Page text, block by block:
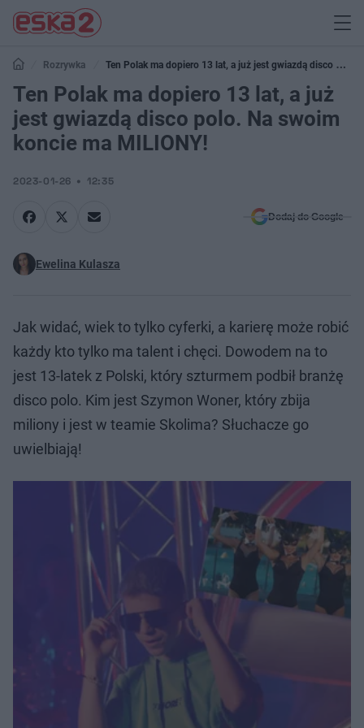
Rozrywka
Ten Polak ma dopiero 13 lat, a już jest gwiazdą disco polo.
Na swoim koncie ma MILIONY!
Ten Polak ma dopiero 13 lat, a już
jest gwiazdą disco polo. Na swoim
koncie ma MILIONY!
2023-01-26 12:35
Dodaj do Google
Ewelina Kulasza
Jak widać, wiek to tylko cyferki, a karierę może robić
każdy kto tylko ma talent i chęci. Dowodem na to
jest 13-latek z Polski, który szturmem podbił branżę
disco polo. Kim jest Szymon Woner, który zbija
miliony i jest w teamie Skolima? Słuchacze go
uwielbiają!